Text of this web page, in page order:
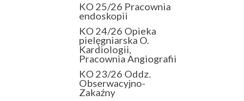
KO 25/26 Pracownia
endoskopii
KO 24/26 Opieka
pielęgniarska O.
Kardiologii,
Pracownia Angiografii
KO 23/26 Oddz.
Obserwacyjno-
Zakaźny